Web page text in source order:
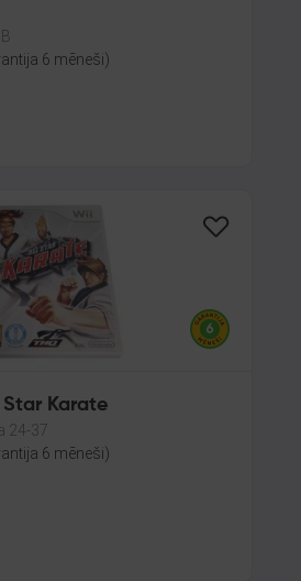
6 mēneši)
Star Karate
24-37
6 mēneši)